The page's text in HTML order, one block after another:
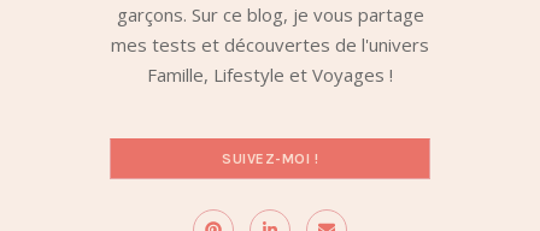
garçons. Sur ce blog, je vous partage
mes tests et découvertes de l'univers
Famille, Lifestyle et Voyages !
SUIVEZ-MOI !